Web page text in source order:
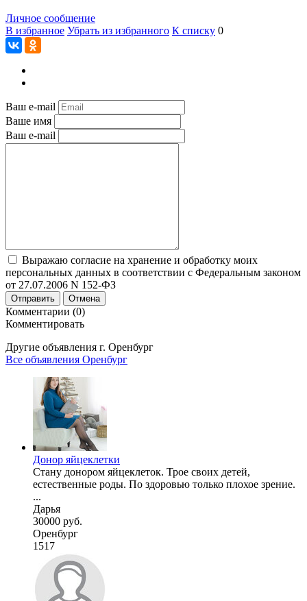
Личное сообщение
В избранное Убрать из избранного К списку 0
Ваш e-mail
Ваше имя
Ваш e-mail
Выражаю согласие на хранение и обработку моих
персональных данных в соответствии с Федеральным законом
от 27.07.2006 N 152-ФЗ
Отправить Отмена
Комментарии (0)
Комментировать
Другие объявления г. Оренбург
Все объявления Оренбург
Донор яйцеклетки
Стану донором яйцеклеток. Трое своих детей,
естественные роды. По здоровью только плохое зрение.
...
Дарья
30000 руб.
Оренбург
1517